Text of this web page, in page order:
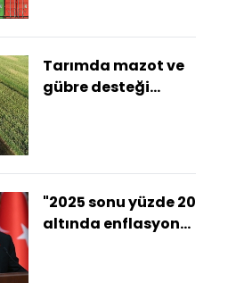
Tarımda mazot ve
gübre desteği
"2025 sonu yüzde 20
altında enflasyon